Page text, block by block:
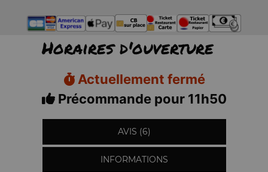
Horaires d'ouverture
Actuellement fermé
Précommande pour 11h50
AVIS (6)
INFORMATIONS